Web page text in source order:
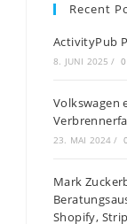
Recent
ActivityPub
8. JUNI 2025 /
Volkswagen
23. MAI 2024 /
Mark
Shopify,